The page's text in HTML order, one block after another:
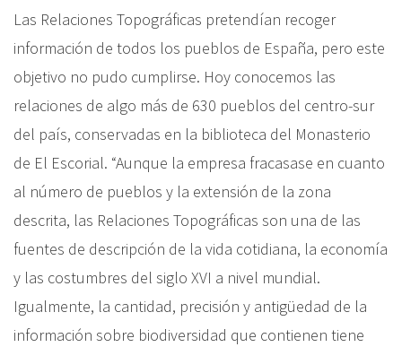
Las Relaciones Topográficas pretendían recoger
información de todos los pueblos de España, pero este
objetivo no pudo cumplirse. Hoy conocemos las
relaciones de algo más de 630 pueblos del centro-sur
del país, conservadas en la biblioteca del Monasterio
de El Escorial. “Aunque la empresa fracasase en cuanto
al número de pueblos y la extensión de la zona
descrita, las Relaciones Topográficas son una de las
fuentes de descripción de la vida cotidiana, la economía
y las costumbres del siglo XVI a nivel mundial.
Igualmente, la cantidad, precisión y antigüedad de la
información sobre biodiversidad que contienen tiene